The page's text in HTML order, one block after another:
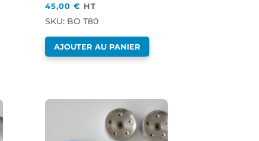
45,00€ HT
SKU: BO T80
AJOUTER AU PANIER